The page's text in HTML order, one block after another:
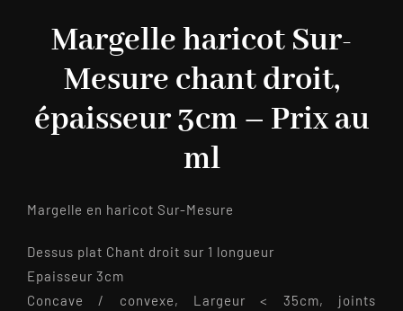
Margelle haricot Sur-
Mesure chant droit,
épaisseur 3cm – Prix au
ml
Margelle en haricot Sur-Mesure
Dessus plat Chant droit sur 1 longueur
Epaisseur 3cm
Concave / convexe, Largeur < 35cm, joints